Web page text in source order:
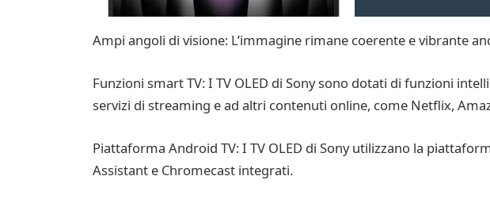
Ampi angoli di visione: L’immagine rimane coerente e vibrante
Funzioni smart TV: I TV OLED di Sony sono dotati di funzioni
servizi di streaming e ad altri contenuti online, come Netflix,
Piattaforma Android TV: I TV OLED di Sony utilizzano la
Assistant e Chromecast integrati.